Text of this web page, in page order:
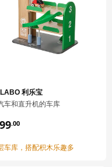
利乐宝
车和直升机的车库
.00
车库，搭配积木乐趣多